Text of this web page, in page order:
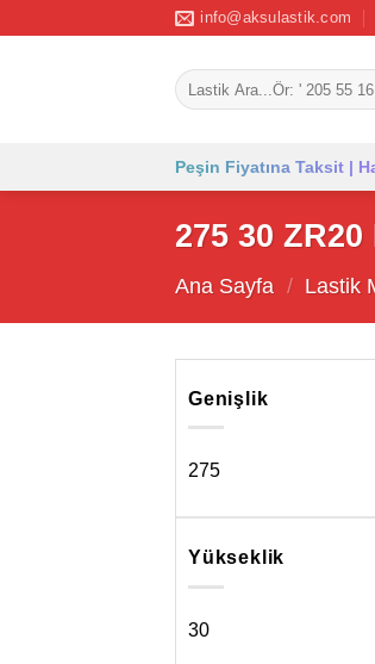
info@aksulastik.com
Ara:
Peşin Fiyatına Taksit |
275 30
Ana Sayfa / Lastik
Genişlik
275
Yükseklik
30